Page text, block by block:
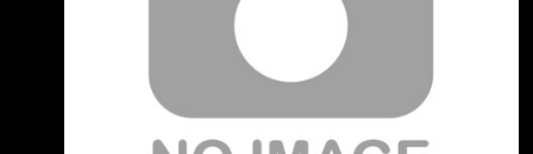
全投入股市，沒想到全 買在高點，其中最慘的
就是國巨（2327）。由於國巨近來從高點1200
多元，一路狂跌，讓不 少買到高點的投資人叫
苦，然分析師斷言，現在該檔跌到500元，還不
會是最底。 針對近期台股盤勢